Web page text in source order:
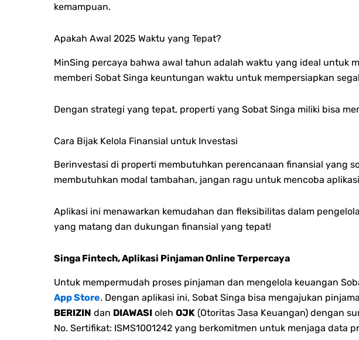
kemampuan.
Apakah Awal 2025 Waktu yang Tepat?
MinSing percaya bahwa awal tahun adalah waktu yang ideal untuk
memberi Sobat Singa keuntungan waktu untuk mempersiapkan
Dengan strategi yang tepat, properti yang Sobat Singa miliki bisa
Cara Bijak Kelola Finansial untuk Investasi
Berinvestasi di properti membutuhkan perencanaan finansial yang
membutuhkan modal tambahan, jangan ragu untuk mencoba
Aplikasi ini menawarkan kemudahan dan fleksibilitas dalam
yang matang dan dukungan finansial yang tepat!
Singa Fintech, Aplikasi Pinjaman Online Terpercaya
Untuk mempermudah proses pinjaman dan mengelola keuangan
App Store. Dengan aplikasi ini, Sobat Singa bisa mengajukan
BERIZIN dan DIAWASI oleh OJK (Otoritas Jasa Keuangan) dengan
No. Sertifikat: ISMS1001242 yang berkomitmen untuk menjaga data